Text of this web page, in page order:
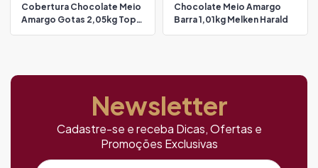
Cobertura Chocolate Meio
Amargo Gotas 2,05kg Top
Chocolate Meio Amargo
Barra 1,01kg Melken Harald
Newsletter
Cadastre-se e receba Dicas, Ofertas e
Promoções Exclusivas